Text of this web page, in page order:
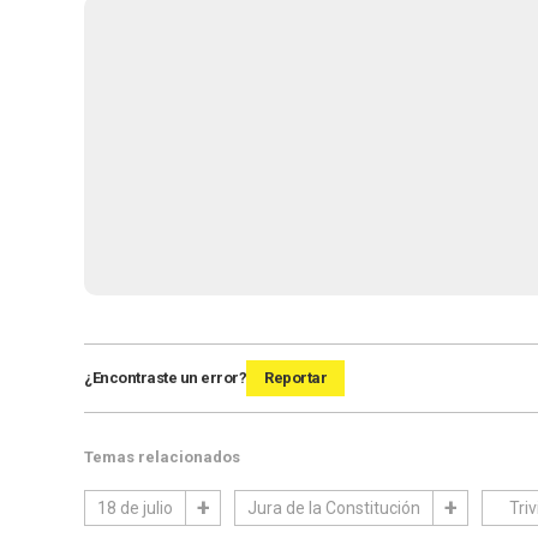
¿Encontraste un error? Reportar
Temas relacionados
18 de julio Jura de la Constitución